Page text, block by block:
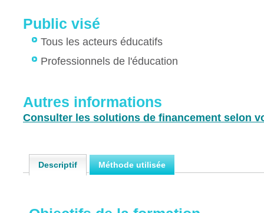
Public visé
Tous les acteurs éducatifs
Professionnels de l'éducation
Autres informations
Consulter les solutions de financement selon
Descriptif Méthode utilisée